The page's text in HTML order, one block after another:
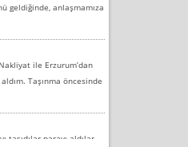
geldiğinde, anlaşmamıza
ile Erzurum’dan
Taşınma öncesinde
taşıdılar parayı aldılar.